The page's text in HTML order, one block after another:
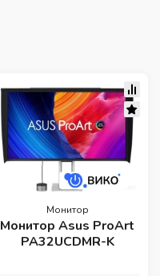
Монитор
Монитор Asus ProArt
PA32UCDMR-K